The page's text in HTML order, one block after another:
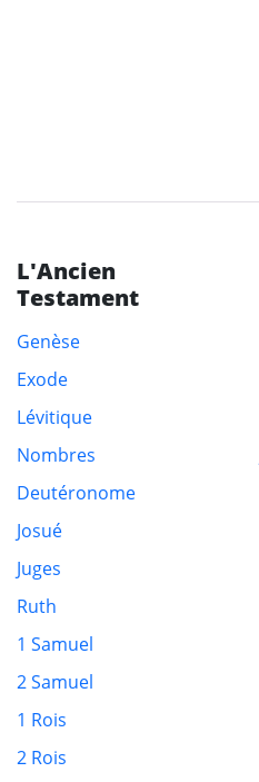
L'Ancien
Testament
Genèse
Exode
Lévitique
Nombres
Deutéronome
Josué
Juges
Ruth
1 Samuel
2 Samuel
1 Rois
2 Rois